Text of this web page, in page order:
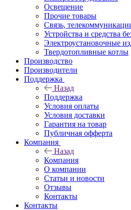
Освещение
Прочие товары
Связь,
Устройства и средства
Электроустановочные
Твердотопливные котлы
Производство
Производители
Поддержка
Назад
Поддержка
Условия оплаты
Условия доставки
Гарантия на товар
Публичная офферта
Компания
Назад
Компания
О компании
Статьи и новости
Отзывы
Контакты
Контакты